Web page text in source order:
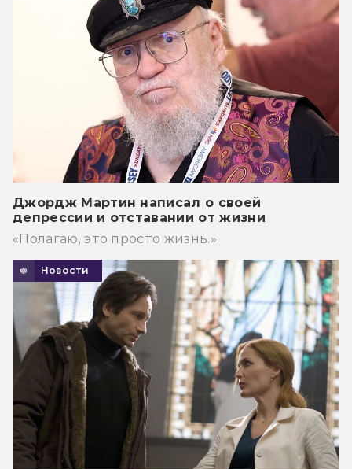
Джордж Мартин написал о своей
депрессии и отставании от жизни
«Полагаю, это просто жизнь.»
Новости